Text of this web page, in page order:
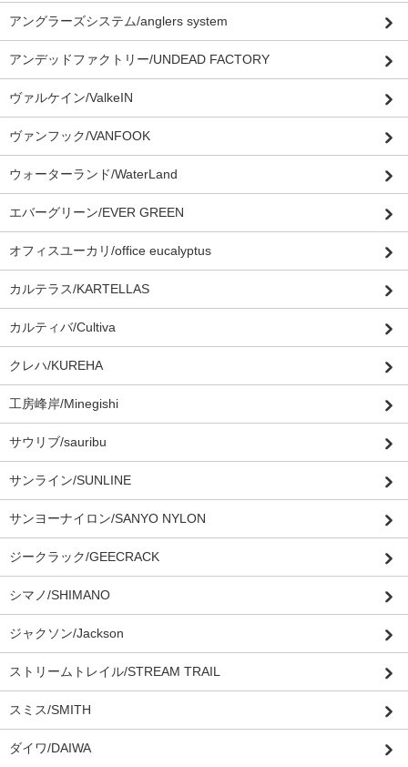
アングラーズシステム/anglers system
アンデッドファクトリー/UNDEAD FACTORY
ヴァルケイン/ValkeIN
ヴァンフック/VANFOOK
ウォーターランド/WaterLand
エバーグリーン/EVER GREEN
オフィスユーカリ/office eucalyptus
カルテラス/KARTELLAS
カルティバ/Cultiva
クレハ/KUREHA
工房峰岸/Minegishi
サウリブ/sauribu
サンライン/SUNLINE
サンヨーナイロン/SANYO NYLON
ジークラック/GEECRACK
シマノ/SHIMANO
ジャクソン/Jackson
ストリームトレイル/STREAM TRAIL
スミス/SMITH
ダイワ/DAIWA